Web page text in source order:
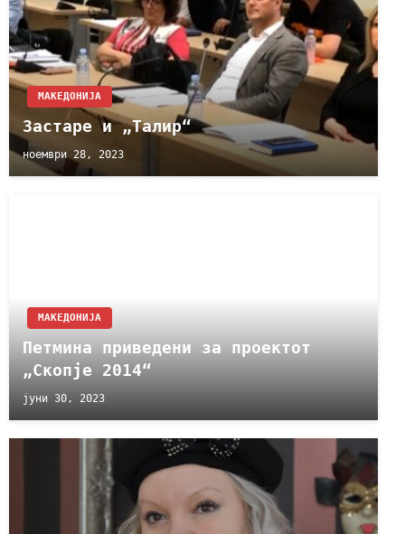
МАКЕДОНИЈА
Застаре и „Талир“
ноември 28, 2023
МАКЕДОНИЈА
Петмина приведени за проектот
„Скопје 2014“
јуни 30, 2023